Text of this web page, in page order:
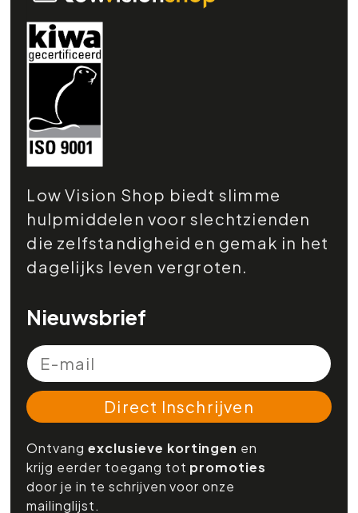
Low Vision Shop biedt slimme
hulpmiddelen voor slechtzienden
die zelfstandigheid en gemak in het
dagelijks leven vergroten.
Nieuwsbrief
Direct Inschrijven
Ontvangexclusieve kortingen en
krijg eerder toegang tot promoties
door je in te schrijven voor onze
mailinglijst.